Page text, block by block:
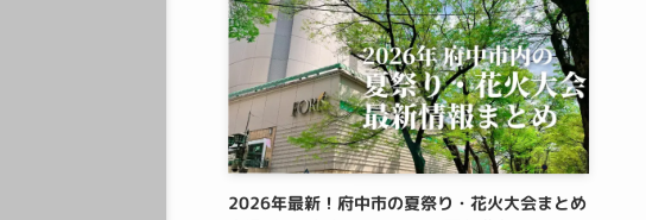
2026年最新！府中市の夏祭り・花火大会まとめ